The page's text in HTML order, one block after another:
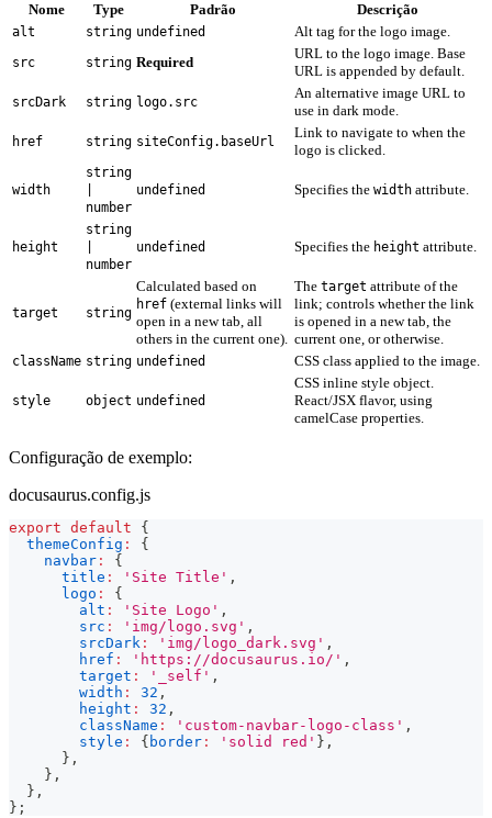
Nome Type Padrão Descrição
alt string undefined Alt tag for the logo image.
src string Required
URL to the logo image. Base
URL is appended by default.
srcDark string logo.src
An alternative image URL to
use in dark mode.
href string siteConfig.baseUrl
Link to navigate to when the
logo is clicked.
width
string
number
undefined Specifies the width attribute.
height
string
number
undefined Specifies the height attribute.
target string
Calculated based on
href (external links will
open in a new tab, all
others in the current one).
The target attribute of the
link; controls whether the link
is opened in a new tab, the
current one, or otherwise.
className string undefined CSS class applied to the image.
style object undefined
CSS inline style object.
React/JSX flavor, using
camelCase properties.
Configuração de exemplo:
docusaurus.config.js
export default
{
themeConfig :
{
navbar :
{
title : 'Site Title' ,
logo :
{
alt : 'Site Logo' ,
src : 'img/logo.svg' ,
srcDark : 'img/logo_dark.svg' ,
href : 'https://docusaurus.io/' ,
target : '_self' ,
width : 32 ,
height : 32 ,
className : 'custom-navbar-logo-class' ,
style : { border : 'solid red' } ,
} ,
} ,
} ,
} ;